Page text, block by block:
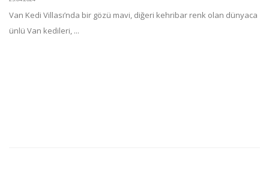
Van Kedi Villası’nda bir gözü mavi, diğeri kehribar renk olan dünyaca
ünlü Van kedileri, ...